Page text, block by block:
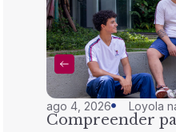
ago 4, 2026 Loyola
Compreender